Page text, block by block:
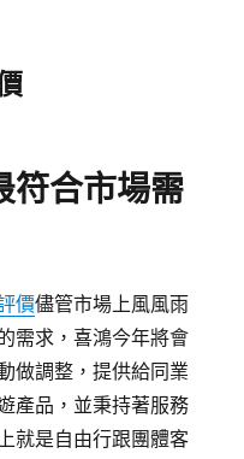
符合市場需
價儘管市場上風風雨
需求，喜鴻今年將會
做調整，提供給同業
產品，並秉持著服務
就是自由行跟團體客